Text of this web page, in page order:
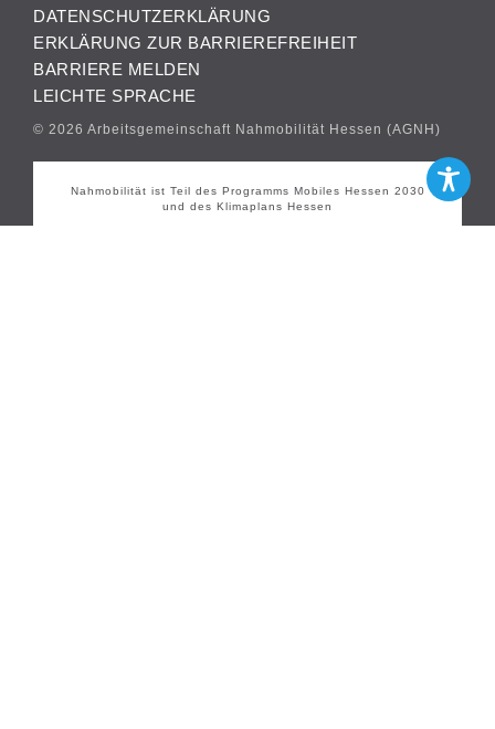
DATENSCHUTZERKLÄRUNG
ERKLÄRUNG ZUR BARRIEREFREIHEIT
BARRIERE MELDEN
LEICHTE SPRACHE
© 2026 Arbeitsgemeinschaft Nahmobilität Hessen (AGNH)
Nahmobilität ist Teil des Programms Mobiles Hessen 2030
und des Klimaplans Hessen